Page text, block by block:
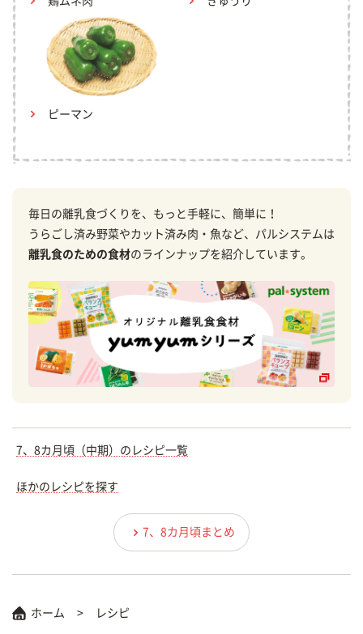
ピーマン
毎日の離乳食づくりを、もっと手軽に、簡単に！
うらごし済み野菜やカット済み肉・魚など、パルシステムは
離乳食のための食材のラインナップを紹介しています。
7、8カ月頃（中期）のレシピ一覧
ほかのレシピを探す
7、8カ月頃まとめ
ホーム レシピ